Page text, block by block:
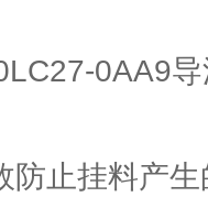
0AA9
防止挂料产